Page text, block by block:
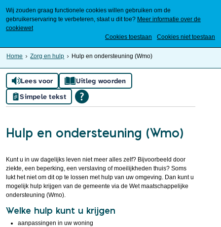
Wij zouden graag functionele cookies willen gebruiken om de
gebruikerservaring te verbeteren, staat u dit toe? Meer informatie over de
cookiewet
Cookies toestaan
Cookies niet toestaan
Home Zorg en hulp Hulp en ondersteuning (Wmo)
Lees voor
Uitleg woorden
Simpele tekst
Hulp en ondersteuning (Wmo)
Kunt u in uw dagelijks leven niet meer alles zelf? Bijvoorbeeld door
ziekte, een beperking, een verslaving of moeilijkheden thuis? Soms
lukt het niet om dit op te lossen met hulp van uw omgeving. Dan kunt u
mogelijk hulp krijgen van de gemeente via de Wet maatschappelijke
ondersteuning (Wmo).
Welke hulp kunt u krijgen
aanpassingen in uw woning